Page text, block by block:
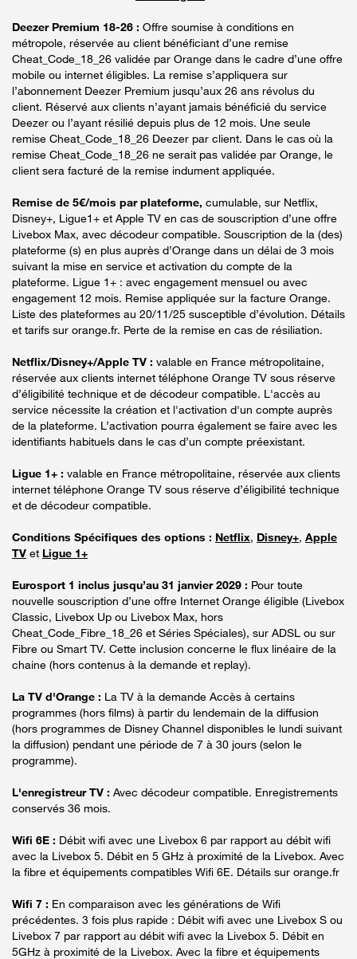
Deezer Premium 18-26 : Offre soumise à conditions en
métropole, réservée au client bénéficiant d’une remise
Cheat_Code_18_26 validée par Orange dans le cadre d’une offre
mobile ou internet éligibles. La remise s’appliquera sur
l’abonnement Deezer Premium jusqu’aux 26 ans révolus du
client. Réservé aux clients n’ayant jamais bénéficié du service
Deezer ou l’ayant résilié depuis plus de 12 mois. Une seule
remise Cheat_Code_18_26 Deezer par client. Dans le cas où la
remise Cheat_Code_18_26 ne serait pas validée par Orange, le
client sera facturé de la remise indument appliquée.
Remise de 5€/mois par plateforme, cumulable, sur Netflix,
Disney+, Ligue1+ et Apple TV en cas de souscription d’une offre
Livebox Max, avec décodeur compatible. Souscription de la (des)
plateforme (s) en plus auprès d’Orange dans un délai de 3 mois
suivant la mise en service et activation du compte de la
plateforme. Ligue 1+ : avec engagement mensuel ou avec
engagement 12 mois. Remise appliquée sur la facture Orange.
Liste des plateformes au 20/11/25 susceptible d’évolution. Détails
et tarifs sur orange.fr. Perte de la remise en cas de résiliation.
Netflix/Disney+/Apple TV : valable en France métropolitaine,
réservée aux clients internet téléphone Orange TV sous réserve
d’éligibilité technique et de décodeur compatible. L'accès au
service nécessite la création et l'activation d'un compte auprès
de la plateforme. L’activation pourra également se faire avec les
identifiants habituels dans le cas d’un compte préexistant.
Ligue 1+ : valable en France métropolitaine, réservée aux clients
internet téléphone Orange TV sous réserve d’éligibilité technique
et de décodeur compatible.
Conditions Spécifiques des options : Netflix, Disney+, Apple
TV et Ligue 1+
Eurosport 1 inclus jusqu’au 31 janvier 2029 : Pour toute
nouvelle souscription d’une offre Internet Orange éligible (Livebox
Classic, Livebox Up ou Livebox Max, hors
Cheat_Code_Fibre_18_26 et Séries Spéciales), sur ADSL ou sur
Fibre ou Smart TV. Cette inclusion concerne le flux linéaire de la
chaine (hors contenus à la demande et replay).
La TV d'Orange : La TV à la demande Accès à certains
programmes (hors films) à partir du lendemain de la diffusion
(hors programmes de Disney Channel disponibles le lundi suivant
la diffusion) pendant une période de 7 à 30 jours (selon le
programme).
L'enregistreur TV : Avec décodeur compatible. Enregistrements
conservés 36 mois.
Wifi 6E : Débit wifi avec une Livebox 6 par rapport au débit wifi
avec la Livebox 5. Débit en 5 GHz à proximité de la Livebox. Avec
la fibre et équipements compatibles Wifi 6E. Détails sur orange.fr
Wifi 7 : En comparaison avec les générations de Wifi
précédentes. 3 fois plus rapide : Débit wifi avec une Livebox S ou
Livebox 7 par rapport au débit wifi avec la Livebox 5. Débit en
5GHz à proximité de la Livebox. Avec la fibre et équipements